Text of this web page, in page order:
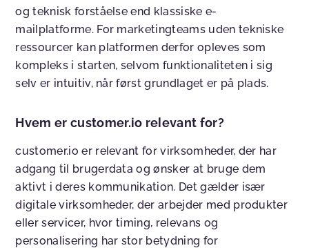
og teknisk forståelse end klassiske e-
mailplatforme. For marketingteams uden tekniske
ressourcer kan platformen derfor opleves som
kompleks i starten, selvom funktionaliteten i sig
selv er intuitiv, når først grundlaget er på plads.
Hvem er customer.io relevant for?
customer.io er relevant for virksomheder, der har
adgang til brugerdata og ønsker at bruge dem
aktivt i deres kommunikation. Det gælder især
digitale virksomheder, der arbejder med produkter
eller servicer, hvor timing, relevans og
personalisering har stor betydning for